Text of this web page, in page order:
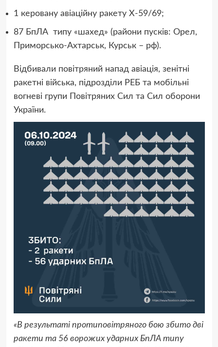
1 керовану авіаційну ракету Х-59/69;
87 БпЛА типу «шахед» (райони пусків: Орел,
Приморсько-Ахтарськ, Курськ – рф).
Відбивали повітряний напад авіація, зенітні
ракетні війська, підрозділи РЕБ та мобільні
вогневі групи Повітряних Сил та Сил оборони
України.
«В результаті протиповітряного бою збито дві
ракети та 56 ворожих ударних БпЛА типу